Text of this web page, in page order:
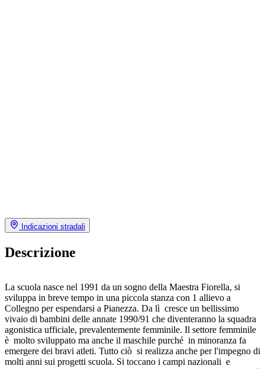
Indicazioni stradali
Descrizione
La scuola nasce nel 1991 da un sogno della Maestra Fiorella, si
sviluppa in breve tempo in una piccola stanza con 1 allievo a
Collegno per espendarsi a Pianezza. Da lì cresce un bellissimo
vivaio di bambini delle annate 1990/91 che diventeranno la squadra
agonistica ufficiale, prevalentemente femminile. Il settore femminile
è molto sviluppato ma anche il maschile purché in minoranza fa
emergere dei bravi atleti. Tutto ciò si realizza anche per l'impegno di
molti anni sui progetti scuola. Si toccano i campi nazionali e